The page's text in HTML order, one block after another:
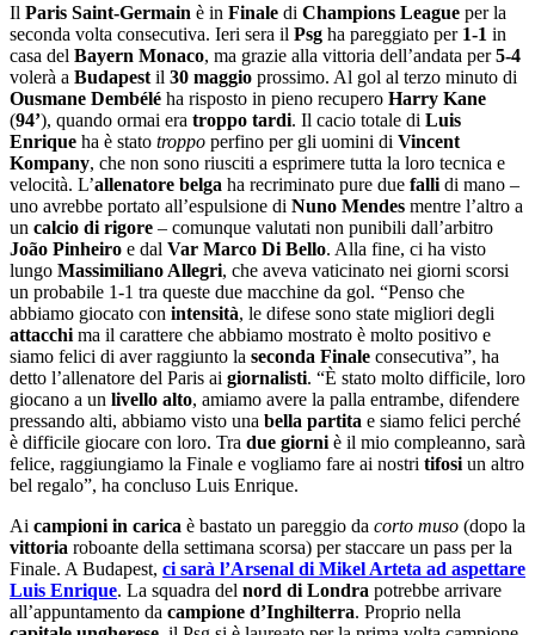
Il Paris Saint-Germain è in Finale di Champions League per la
seconda volta consecutiva. Ieri sera il Psg ha pareggiato per 1-1 in
casa del Bayern Monaco, ma grazie alla vittoria dell’andata per5-4
volerà a Budapest il 30 maggio prossimo. Al gol al terzo minuto di
Ousmane Dembélé ha risposto in pieno recupero Harry Kane
(94’), quando ormai era troppo tardi. Il cacio totale di Luis
Enrique ha è stato troppo perfino per gli uomini di Vincent
Kompany, che non sono riusciti a esprimere tutta la loro tecnica e
velocità. L’allenatore belga ha recriminato pure due falli di mano –
uno avrebbe portato all’espulsione di Nuno Mendes mentre l’altro a
un calcio di rigore – comunque valutati non punibili dall’arbitro
João Pinheiro e dal Var Marco Di Bello. Alla fine, ci ha visto
lungo Massimiliano Allegri, che aveva vaticinato nei giorni scorsi
un probabile 1-1 tra queste due macchine da gol. “Penso che
abbiamo giocato con intensità, le difese sono state migliori degli
attacchi ma il carattere che abbiamo mostrato è molto positivo e
siamo felici di aver raggiunto la seconda Finale consecutiva”, ha
detto l’allenatore del Paris ai giornalisti. “È stato molto difficile, loro
giocano a un livello alto, amiamo avere la palla entrambe, difendere
pressando alti, abbiamo visto una bella partita e siamo felici perché
è difficile giocare con loro. Tra due giorni è il mio compleanno, sarà
felice, raggiungiamo la Finale e vogliamo fare ai nostri tifosi un altro
bel regalo”, ha concluso Luis Enrique.
Ai campioni in carica è bastato un pareggio da corto muso (dopo la
vittoria roboante della settimana scorsa) per staccare un pass per la
Finale. A Budapest, ci sarà l’Arsenal di Mikel Arteta ad aspettare
Luis Enrique. La squadra del nord di Londra potrebbe arrivare
all’appuntamento da campione d’Inghilterra. Proprio nella